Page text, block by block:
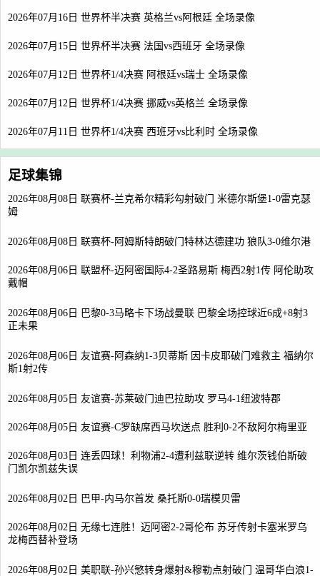
2026年07月16日 世界杯半决赛 英格兰vs阿根廷 全场录像
2026年07月15日 世界杯半决赛 法国vs西班牙 全场录像
2026年07月12日 世界杯1/4决赛 阿根廷vs瑞士 全场录像
2026年07月12日 世界杯1/4决赛 挪威vs英格兰 全场录像
2026年07月11日 世界杯1/4决赛 西班牙vs比利时 全场录像
足球集锦
2026年08月08日 联赛杯-兰克希尔精彩勾射破门 米德尔斯堡1-0雷克瑟
姆
2026年08月08日 联赛杯-阿姆斯特朗破门特林达德建功 狼队3-0维尔港
2026年08月06日 联盟杯-迈阿密国际4-2圣路易斯 梅西2射1传 阿伦助攻
戴帽
2026年08月06日 巴黎0-3马略卡下场战曼联 巴黎全场控球近6成+8射3
正未果
2026年08月06日 友谊赛-阿森纳1-3贝蒂斯 因卡皮耶破门难救主 福纳尔
斯1射2传
2026年08月05日 友谊赛-苏莱破门迪巴拉助攻 罗马4-1纽波特郡
2026年08月05日 友谊赛-C罗缺席西马坎送点 胜利0-2不敌阿尔梅里亚
2026年08月03日 连丢四球！利物浦2-4遭利兹联逆转 维尔茨钱伯斯破
门凯尔凯兹失误
2026年08月02日 巴甲-内马尔首发 桑托斯0-0瑞模贝雷
2026年08月02日 无缘七连胜！迈阿密2-2哥伦布 苏牙传射卡塞米罗乌
龙梅西替补登场
2026年08月02日 美职联-孙兴慜转身爆射&穆勒点射破门 温哥华白浪1-